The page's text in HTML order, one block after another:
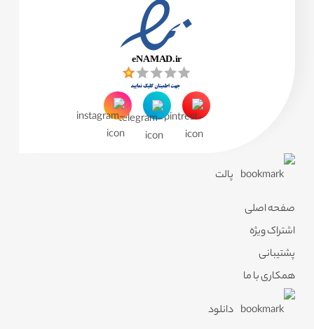
پالت
صفحه اصلی
اشتراک ویژه
پشتیبانی
همکاری با ما
دانلود